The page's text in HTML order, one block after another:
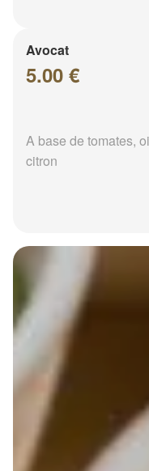
Avocat
5.00 €
A base de tomates,
citron